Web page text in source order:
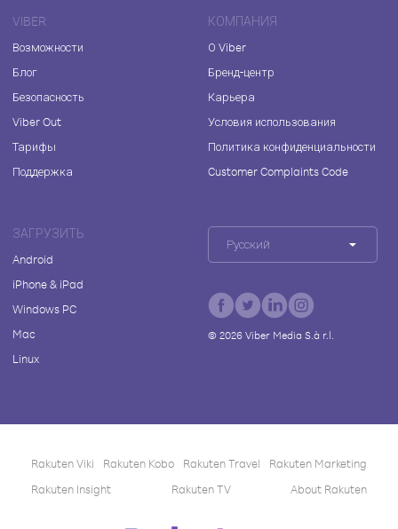
VIBER
Возможности
Блог
Безопасность
Viber Out
Тарифы
Поддержка
КОМПАНИЯ
О Viber
Бренд-центр
Карьера
Условия использования
Политика конфиденциальности
Customer Complaints Code
ЗАГРУЗИТЬ
Android
iPhone & iPad
Windows PC
Mac
Linux
Русский
© 2026Viber Media S.à r.l.
Rakuten Viki Rakuten Kobo Rakuten Travel
Rakuten Marketing
Rakuten Insight
Rakuten TV About Rakuten